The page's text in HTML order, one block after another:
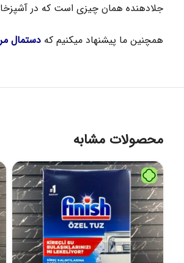
جلادهنده همان چیزی است که در
همچنین ما پیشنهاد میکنیم که دستمال
محصولات مشابه